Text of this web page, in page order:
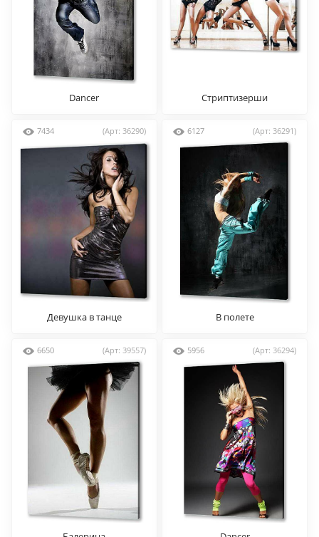
Dancer Стриптизерши
7434 (Арт: 36290)
Девушка в танце
6127 (Арт: 36291)
В полете
6650 (Арт: 39557) 5956 (Арт: 36294)